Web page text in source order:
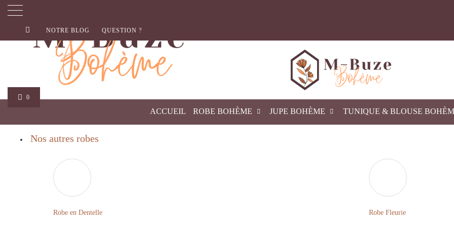
0
NOTRE BLOG QUESTION ?
ACCUEIL ROBE BOHÈME JUPE BOHÈME TUNIQUE & BLOUSE
Nos autres robes
Robe en Dentelle Robe Fleurie